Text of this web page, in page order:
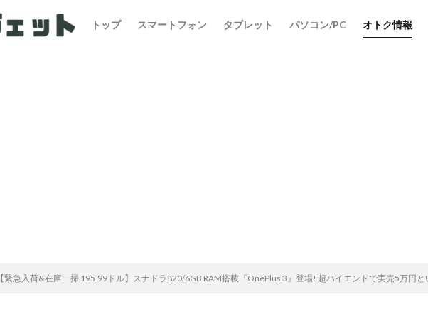
トップ スマートフォン タブレット パソコン/PC オトク情報
【緊急入荷&在庫一掃 195.99ドル】スナドラ820/6GB RAM搭載『OnePlus 3』登場! 超ハイエンドで実売5万円と